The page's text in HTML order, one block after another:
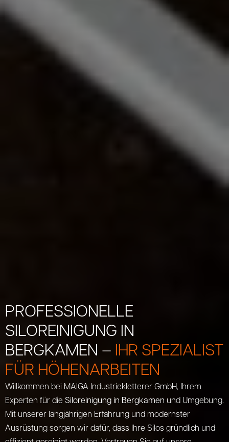
PROFESSIONELLE
SILOREINIGUNG IN
BERGKAMEN – IHR SPEZIALIST
FÜR HÖHENARBEITEN
Willkommen bei MAIGA Industriekletterer GmbH, Ihrem
Experten für die Siloreinigung in Bergkamen und Umgebung.
Mit unserer langjährigen Erfahrung und modernster
Ausrüstung sorgen wir dafür, dass Ihre Silos gründlich und